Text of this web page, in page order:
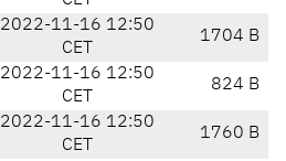
2022-11-16 12:50
CET
1704 B
2022-11-16 12:50
CET
824 B
2022-11-16 12:50
CET
1760 B